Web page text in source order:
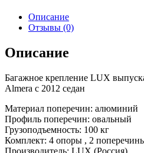
Описание
Отзывы (0)
Описание
Багажное крепление LUX
Almera с 2012 седан
Материал поперечин: алюминий
Профиль поперечин: овальный
Грузоподъемность: 100 кг
Комплект: 4 опоры , 2
Производитель: LUX (Россия).